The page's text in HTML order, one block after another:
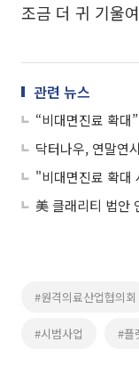
조금 더 귀 기울
관련 뉴스
닥터나우, 연말연
"비대면진료 확대
#원격의료산업협의회
#시범사업 #플